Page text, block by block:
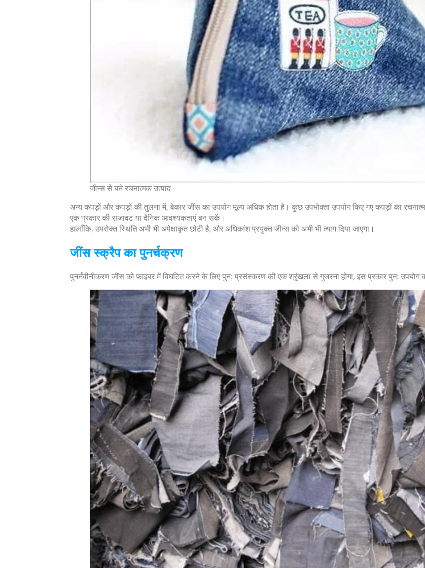
जीन्स से बने रचनात्मक उत्पाद
अन्य कपड़ों और कपड़ों की तुलना में, बेकार जींस का उपयोग मूल्य अधिक होता है। कुछ उपभोक्ता उपयोग किए गए कपड़ों का
एक प्रकार की सजावट या दैनिक आवश्यकताएं बन सकें।
हालाँकि, उपरोक्त स्थिति अभी भी अपेक्षाकृत छोटी है, और अधिकांश प्रयुक्त जीन्स को अभी भी त्याग दिया जाएगा।
जींस स्क्रैप का पुनर्चक्रण
पुनर्नवीनीकरण जींस को फाइबर में विघटित करने के लिए पुन: प्रसंस्करण की एक श्रृंखला से गुजरना होगा, इस प्रकार पुन: उपयोग